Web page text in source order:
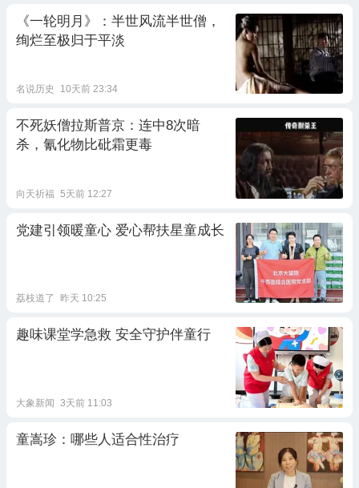
《一轮明月》：半世风流半世僧，
绚烂至极归于平淡
名说历史 10天前 23:34
不死妖僧拉斯普京：连中8次暗
杀，氰化物比砒霜更毒
向天祈福 5天前 12:27
党建引领暖童心 爱心帮扶星童成长
荔枝道了 昨天 10:25
趣味课堂学急救 安全守护伴童行
大象新闻 3天前 11:03
童嵩珍：哪些人适合性治疗